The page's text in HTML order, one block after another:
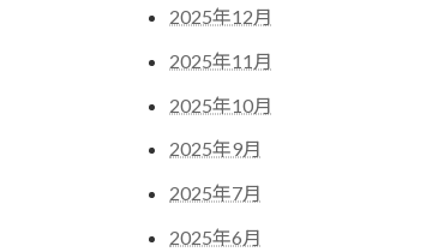
2025年12月
2025年11月
2025年10月
2025年9月
2025年7月
2025年6月